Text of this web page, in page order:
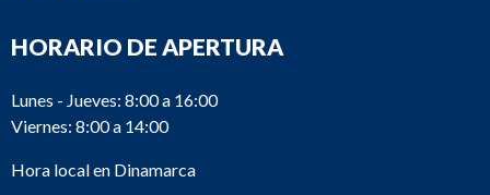
HORARIO DE APERTURA
Lunes - Jueves: 8:00 a 16:00
Viernes: 8:00 a 14:00
Hora local en Dinamarca